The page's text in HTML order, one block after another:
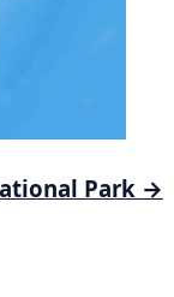
Park →